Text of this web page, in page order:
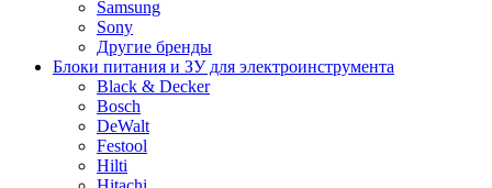
Samsung
Sony
Другие бренды
Блоки питания и ЗУ для электроинструмента
Black & Decker
Bosch
DeWalt
Festool
Hilti